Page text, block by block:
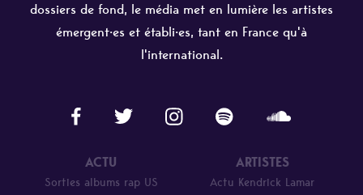
dossiers de fond, le média met en lumière les artistes
émergent·es et établi·es, tant en France qu'à
l'international.
ACTU
Sorties albums rap US
ARTISTES
Actu Kendrick Lamar